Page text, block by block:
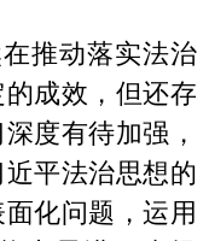
在一定差
人才短
素养上再